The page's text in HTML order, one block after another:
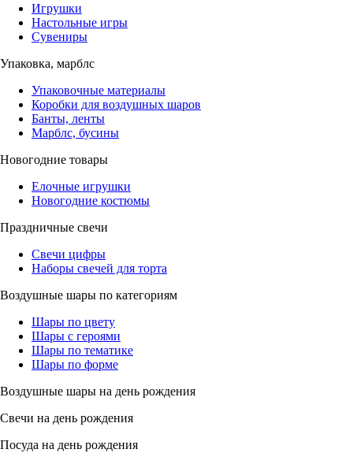
Игрушки
Настольные игры
Сувениры
Упаковка, марблс
Упаковочные материалы
Коробки для воздушных шаров
Банты, ленты
Марблс, бусины
Новогодние товары
Елочные игрушки
Новогодние костюмы
Праздничные свечи
Свечи цифры
Наборы свечей для торта
Воздушные шары по категориям
Шары по цвету
Шары с героями
Шары по тематике
Шары по форме
Воздушные шары на день рождения
Свечи на день рождения
Посуда на день рождения